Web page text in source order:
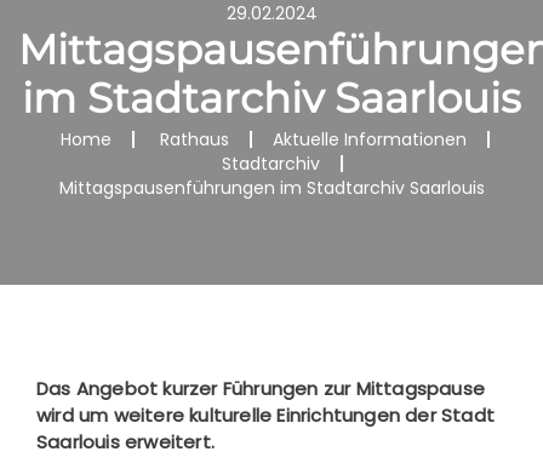
29.02.2024
im Stadtarchiv Saarlouis
Home Rathaus
Aktuelle Informationen
Stadtarchiv
Mittagspausenführungen im Stadtarchiv Saarlouis
Das Angebot kurzer Führungen zur Mittagspause
wird um weitere kulturelle Einrichtungen der Stadt
Saarlouis erweitert.